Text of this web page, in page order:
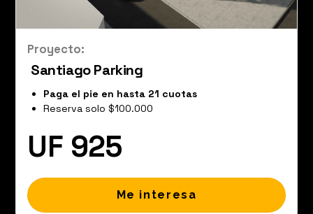
Proyecto:
Santiago Parking
Paga el pie en hasta 21 cuotas
Reserva solo $100.000
UF 925
Me interesa